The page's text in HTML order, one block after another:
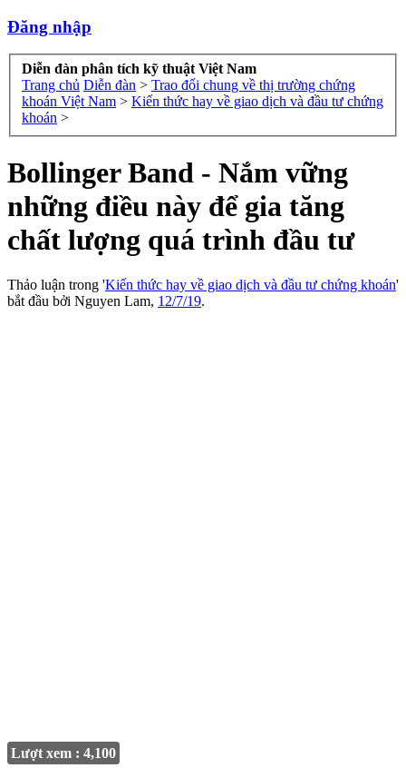
Đăng nhập
Diễn đàn phân tích kỹ thuật Việt Nam
Trang chủ Diễn đàn > Trao đổi chung về thị trường chứng
khoán Việt Nam > Kiến thức hay về giao dịch và đầu tư chứng
khoán >
Bollinger Band - Nắm vững
những điều này để gia tăng
chất lượng quá trình đầu tư
Thảo luận trong 'Kiến thức hay về giao dịch và đầu tư chứng khoán'
bắt đầu bởi Nguyen Lam, 12/7/19.
Lượt xem : 4,100